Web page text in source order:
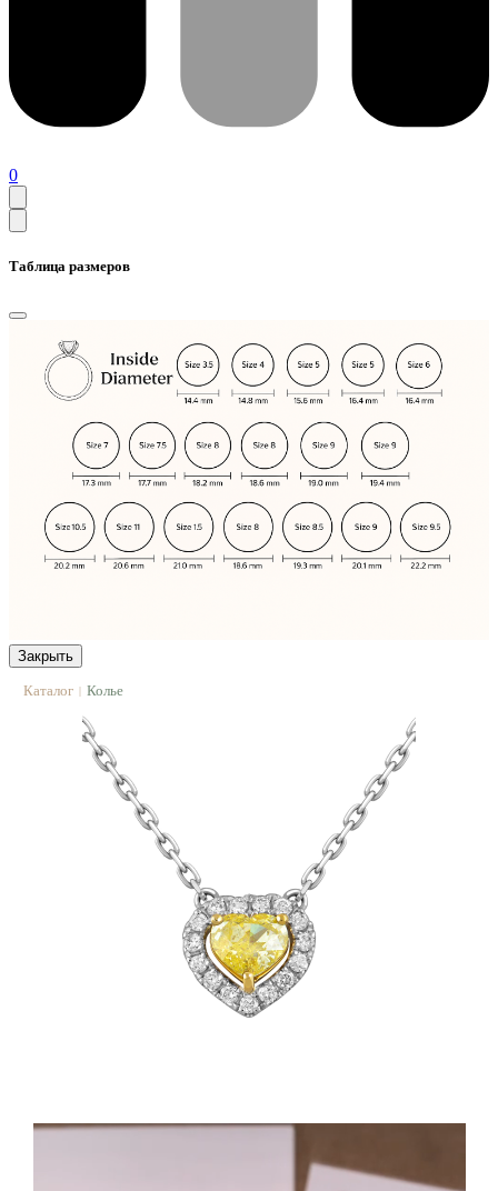
0
Таблица размеров
Закрыть
Каталог | Колье